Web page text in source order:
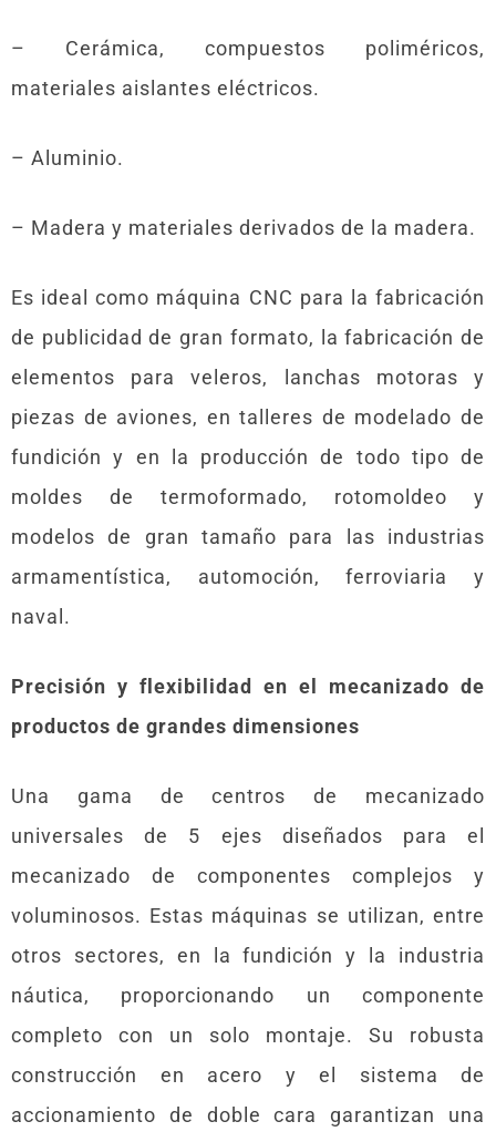
– Cerámica, compuestos poliméricos,
materiales aislantes eléctricos.
– Aluminio.
– Madera y materiales derivados de la madera.
Es ideal como máquina CNC para la fabricación
de publicidad de gran formato, la fabricación de
elementos para veleros, lanchas motoras y
piezas de aviones, en talleres de modelado de
fundición y en la producción de todo tipo de
moldes de termoformado, rotomoldeo y
modelos de gran tamaño para las industrias
armamentística, automoción, ferroviaria y
naval.
Precisión y flexibilidad en el mecanizado de
productos de grandes dimensiones
Una gama de centros de mecanizado
universales de 5 ejes diseñados para el
mecanizado de componentes complejos y
voluminosos. Estas máquinas se utilizan, entre
otros sectores, en la fundición y la industria
náutica, proporcionando un componente
completo con un solo montaje. Su robusta
construcción en acero y el sistema de
accionamiento de doble cara garantizan una